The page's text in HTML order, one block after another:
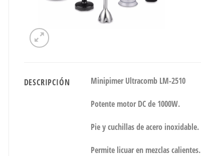
DESCRIPCIÓN Minipimer Ultracomb LM-2510
Potente motor DC de 1000W.
Pie y cuchillas de acero inoxidable.
Permite licuar en mezclas calientes.